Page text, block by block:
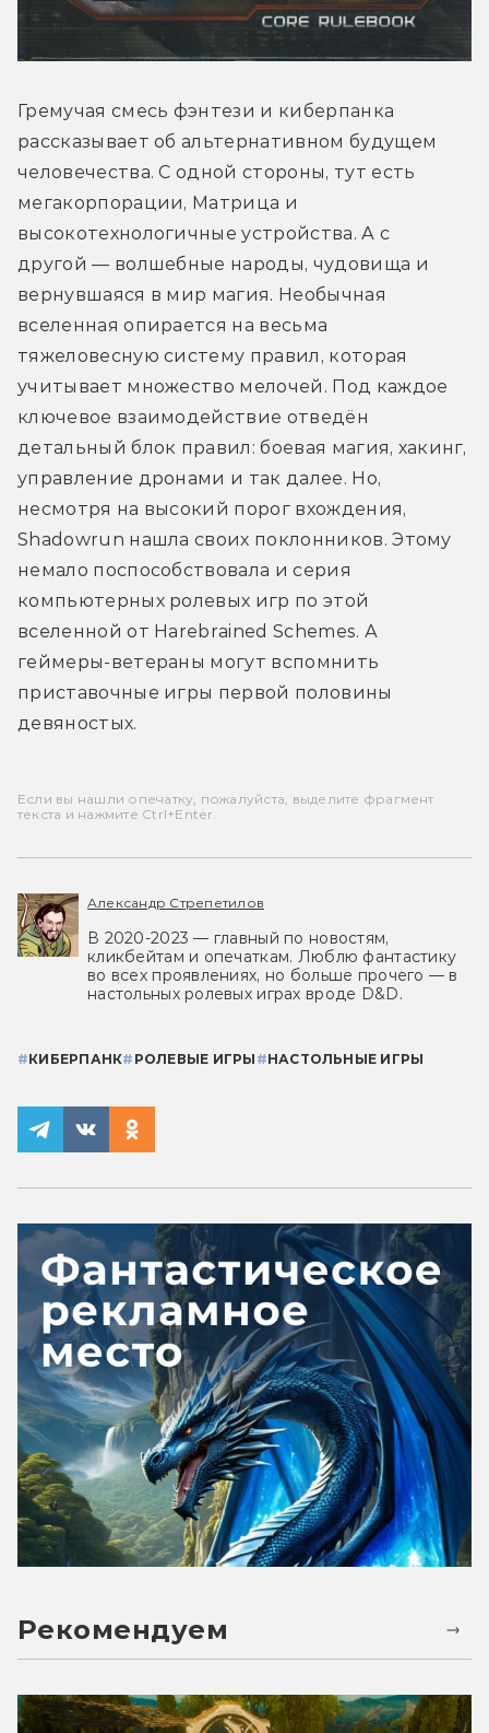
Гремучая смесь фэнтези и киберпанка
рассказывает об альтернативном будущем
человечества. С одной стороны, тут есть
мегакорпорации, Матрица и
высокотехнологичные устройства. А с
другой — волшебные народы, чудовища и
вернувшаяся в мир магия. Необычная
вселенная опирается на весьма
тяжеловесную систему правил, которая
учитывает множество мелочей. Под каждое
ключевое взаимодействие отведён
детальный блок правил: боевая магия, хакинг,
управление дронами и так далее. Но,
несмотря на высокий порог вхождения,
Shadowrun нашла своих поклонников. Этому
немало поспособствовала и серия
компьютерных ролевых игр по этой
вселенной от Harebrained Schemes. А
геймеры-ветераны могут вспомнить
приставочные игры первой половины
девяностых.
Если вы нашли опечатку, пожалуйста, выделите фрагмент
текста и нажмите Ctrl+Enter.
Александр Стрепетилов
В 2020-2023 — главный по новостям,
кликбейтам и опечаткам. Люблю фантастику
во всех проявлениях, но больше прочего — в
настольных ролевых играх вроде D&D.
#КИБЕРПАНК# РОЛЕВЫЕ ИГРЫ #НАСТОЛЬНЫЕ ИГРЫ
Рекомендуем